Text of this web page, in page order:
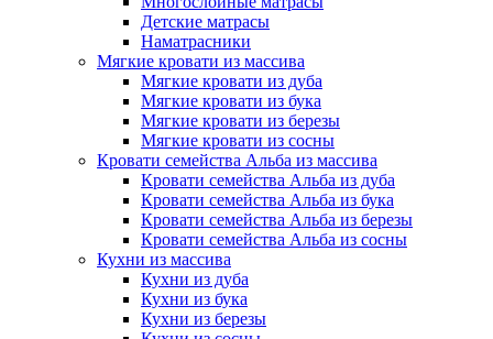
Детские матрасы
Наматрасники
Мягкие кровати из массива
Мягкие кровати из дуба
Мягкие кровати из бука
Мягкие кровати из березы
Мягкие кровати из сосны
Кровати семейства Альба из массива
Кровати семейства Альба из дуба
Кровати семейства Альба из бука
Кровати семейства Альба из березы
Кровати семейства Альба из сосны
Кухни из массива
Кухни из дуба
Кухни из бука
Кухни из березы